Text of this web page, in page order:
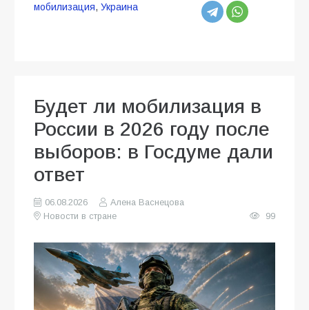
мобилизация, Украина
Будет ли мобилизация в
России в 2026 году после
выборов: в Госдуме дали
ответ
06.08.2026
Алена Васнецова
Новости в стране
99